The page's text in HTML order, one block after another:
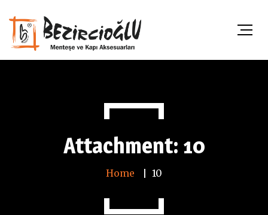
Attachment: 10
Home 10